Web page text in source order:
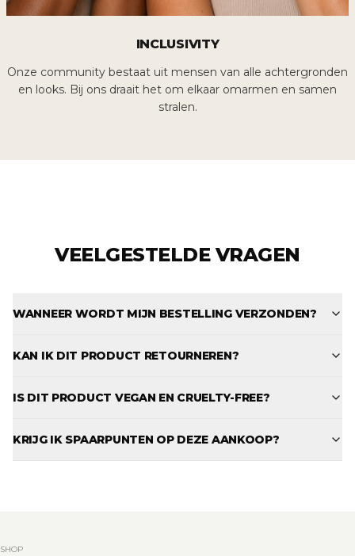
INCLUSIVITY
Onze community bestaat uit mensen van alle achtergronden
en looks. Bij ons draait het om elkaar omarmen en samen
stralen.
VEELGESTELDE VRAGEN
WANNEER WORDT MIJN BESTELLING VERZONDEN?
KAN IK DIT PRODUCT RETOURNEREN?
IS DIT PRODUCT VEGAN EN CRUELTY-FREE?
KRIJG IK SPAARPUNTEN OP DEZE AANKOOP?
SHOP